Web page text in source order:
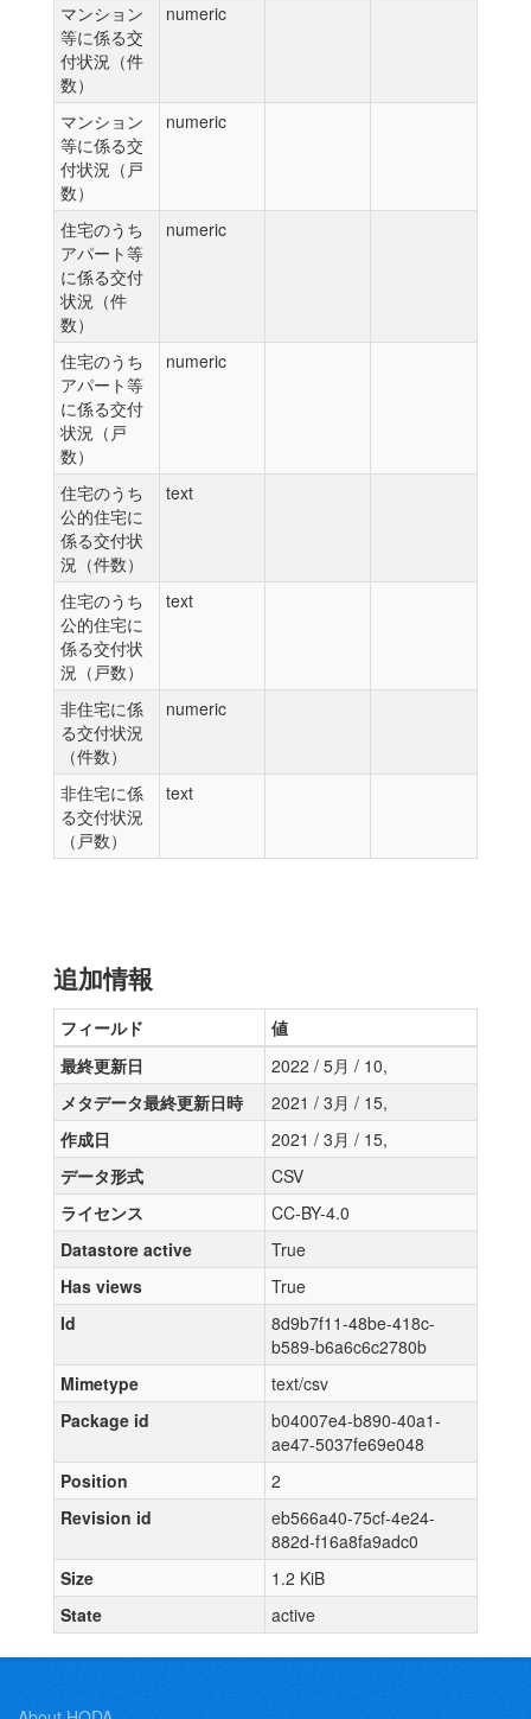
マンション
等に係る交
付状況（件
数）
numeric
マンション
等に係る交
付状況（戸
数）
numeric
住宅のうち
アパート等
に係る交付
状況（件
数）
numeric
住宅のうち
アパート等
に係る交付
状況（戸
数）
numeric
住宅のうち
公的住宅に
係る交付状
況（件数）
text
住宅のうち
公的住宅に
係る交付状
況（戸数）
text
非住宅に係
る交付状況
（件数）
numeric
非住宅に係
る交付状況
（戸数）
text
追加情報
フィールド
値
最終更新日
2022 / 5月 / 10,
メタデータ最終更新日時
2021 / 3月 / 15,
作成日
2021 / 3月 / 15,
データ形式
CSV
ライセンス
CC-BY-4.0
Datastore active
True
Has views
True
Id
8d9b7f11-48be-418c-
b589-b6a6c6c2780b
Mimetype
text/csv
Package id
b04007e4-b890-40a1-
ae47-5037fe69e048
Position
2
Revision id
eb566a40-75cf-4e24-
882d-f16a8fa9adc0
Size
1.2 KiB
State
active